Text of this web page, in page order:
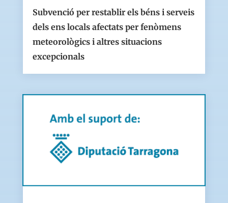
Subvenció per restablir els béns i serveis
dels ens locals afectats per fenòmens
meteorològics i altres situacions
excepcionals